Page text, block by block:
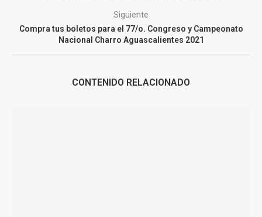
Siguiente
Compra tus boletos para el 77/o. Congreso y Campeonato
Nacional Charro Aguascalientes 2021
CONTENIDO RELACIONADO